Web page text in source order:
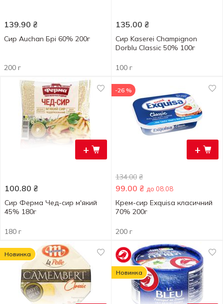
139.90 ₴
Сир Auchan Брі 60% 200г
200 г
135.00 ₴
Сир Kaserei Champignon
Dorblu Classic 50% 100г
100 г
+
100.80 ₴
Сир Ферма Чед-сир м'який
45% 180г
180 г
+
-26 %
134.00 ₴
99.00 ₴ до 08.08
Крем-сир Exquisa класичний
70% 200г
200 г
Новинка
Новинка